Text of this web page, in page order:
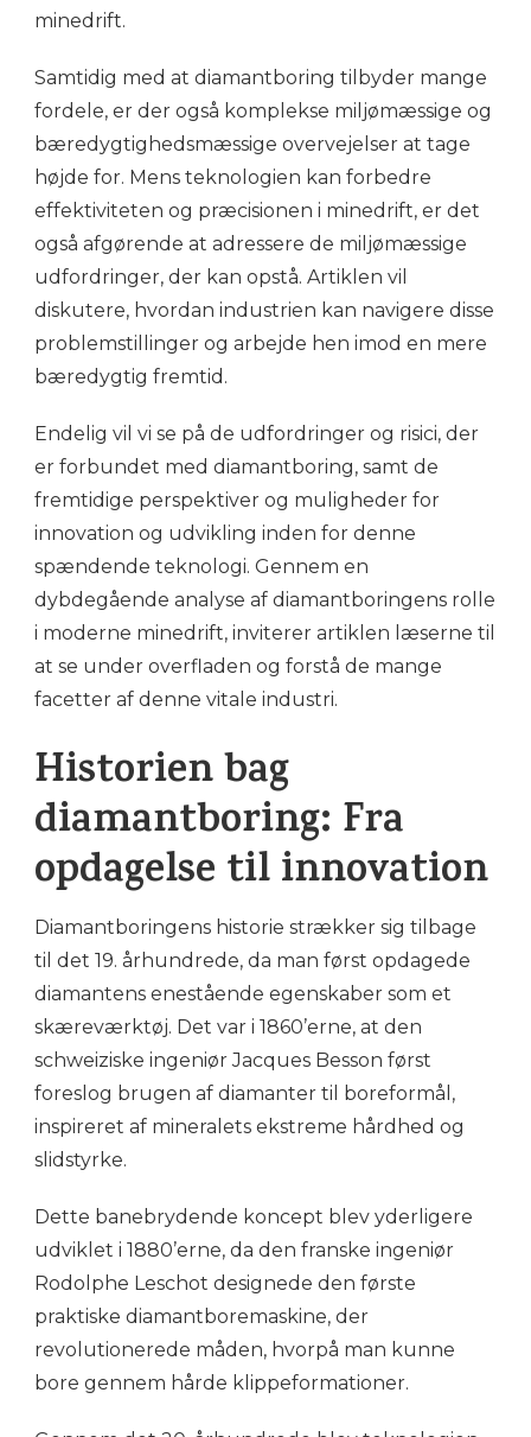
minedrift.
Samtidig med at diamantboring tilbyder mange
fordele, er der også komplekse miljømæssige og
bæredygtighedsmæssige overvejelser at tage
højde for. Mens teknologien kan forbedre
effektiviteten og præcisionen i minedrift, er det
også afgørende at adressere de miljømæssige
udfordringer, der kan opstå. Artiklen vil
diskutere, hvordan industrien kan navigere disse
problemstillinger og arbejde hen imod en mere
bæredygtig fremtid.
Endelig vil vi se på de udfordringer og risici, der
er forbundet med diamantboring, samt de
fremtidige perspektiver og muligheder for
innovation og udvikling inden for denne
spændende teknologi. Gennem en
dybdegående analyse af diamantboringens rolle
i moderne minedrift, inviterer artiklen læserne til
at se under overfladen og forstå de mange
facetter af denne vitale industri.
Historien bag
diamantboring: Fra
opdagelse til innovation
Diamantboringens historie strækker sig tilbage
til det 19. århundrede, da man først opdagede
diamantens enestående egenskaber som et
skæreværktøj. Det var i 1860’erne, at den
schweiziske ingeniør Jacques Besson først
foreslog brugen af diamanter til boreformål,
inspireret af mineralets ekstreme hårdhed og
slidstyrke.
Dette banebrydende koncept blev yderligere
udviklet i 1880’erne, da den franske ingeniør
Rodolphe Leschot designede den første
praktiske diamantboremaskine, der
revolutionerede måden, hvorpå man kunne
bore gennem hårde klippeformationer.